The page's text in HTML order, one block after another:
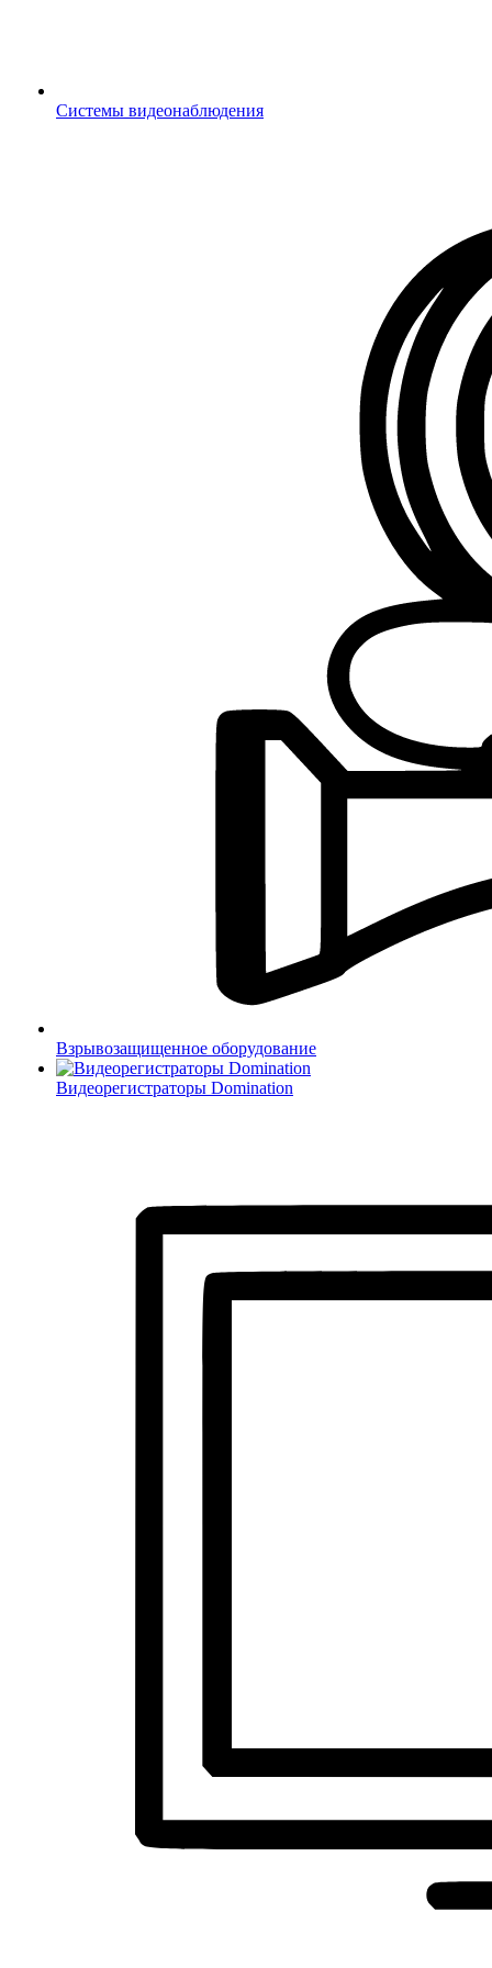
Системы видеонаблюдения
Взрывозащищенное оборудование
Видеорегистраторы Domination